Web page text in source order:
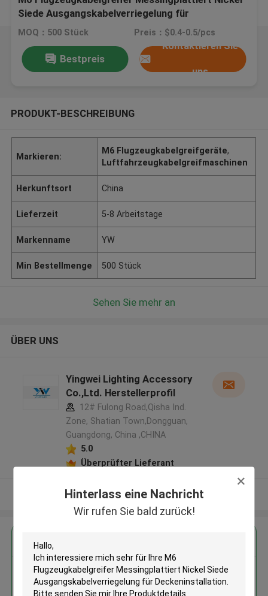
Hinterlass eine Nachricht
Wir rufen Sie bald zurück!
Siede Ausgangskabelverriegelung für
Deckeninstallation
MOQ：500 Stück Preis：$0.4-0.5/pcs
Bestpreis
Kontaktieren Sie
uns
PRODUKT-BESCHREIBUNG
Markieren:
M6 Flugzeugkabelgreifgeräte,
Luftfahrzeugkabelgreifmaschinen
Herkunftsort China
Lieferzeit 5-8 Arbeitstage
Markenname YW
Min Bestellmenge 500 Stück
Sehen Sie mehr an
ÜBER UNS
Yingwei Lighting Accessory
Co.,Ltd. Herstellerprofil
12# Fulong Road,Qisha Ind.
Zone, Shatian Town,Dongguan,
Guangdong, China ,CHINA
5.0
Überprüfter Lieferant
Sehen Sie mehr an
Erhalten Sie den besten Preis für
M6 Flugzeugkabelgreifer
Messingplattiert Nickel Siede